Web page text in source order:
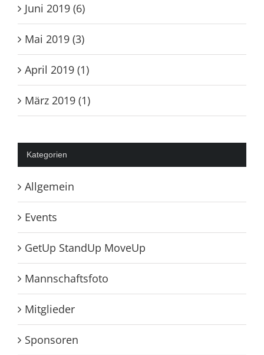
Juni 2019 (6)
Mai 2019 (3)
April 2019 (1)
März 2019 (1)
Kategorien
Allgemein
Events
GetUp StandUp MoveUp
Mannschaftsfoto
Mitglieder
Sponsoren